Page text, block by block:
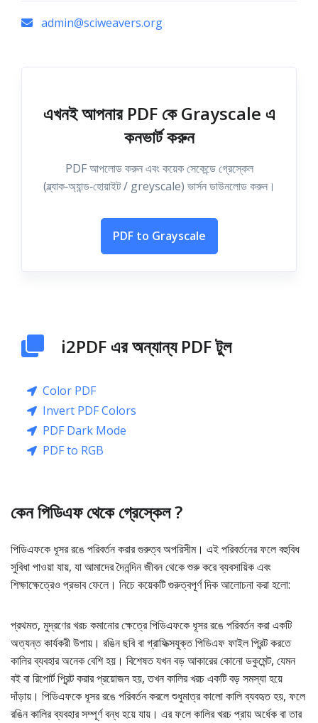
admin@sciweavers.org
এখনই আপনার PDF কে Grayscale এ
কনভার্ট করুন
PDF আপলোড করুন এবং কয়েক সেকেন্ডে গ্রেস্কেল
(ব্ল্যাক‑অ্যান্ড‑হোয়াইট / greyscale) ভার্সন ডাউনলোড করুন।
PDF to Grayscale
i2PDF এর অন্যান্য PDF টুল
Color PDF
Invert PDF Colors
PDF Dark Mode
PDF to RGB
কেন পিডিএফ থেকে গ্রেস্কেল ?
পিডিএফকে ধূসর রঙে পরিবর্তন করার গুরুত্ব অপরিসীম। এই পরিবর্তনের ফলে বহুবিধ
সুবিধা পাওয়া যায়, যা আমাদের দৈনন্দিন জীবন থেকে শুরু করে ব্যবসায়িক এবং
শিক্ষাক্ষেত্রেও প্রভাব ফেলে। নিচে কয়েকটি গুরুত্বপূর্ণ দিক আলোচনা করা হলো:
প্রথমত, মুদ্রণের খরচ কমানোর ক্ষেত্রে পিডিএফকে ধূসর রঙে পরিবর্তন করা একটি
অত্যন্ত কার্যকরী উপায়। রঙিন ছবি বা গ্রাফিক্সযুক্ত পিডিএফ ফাইল প্রিন্ট করতে
কালির ব্যবহার অনেক বেশি হয়। বিশেষত যখন বড় আকারের কোনো ডকুমেন্ট, যেমন
বই বা রিপোর্ট প্রিন্ট করার প্রয়োজন হয়, তখন কালির খরচ একটি বড় সমস্যা হয়ে
দাঁড়ায়। পিডিএফকে ধূসর রঙে পরিবর্তন করলে শুধুমাত্র কালো কালি ব্যবহৃত হয়, ফলে
রঙিন কালির ব্যবহার সম্পূর্ণ বন্ধ হয়ে যায়। এর ফলে কালির খরচ প্রায় অর্ধেক বা তার